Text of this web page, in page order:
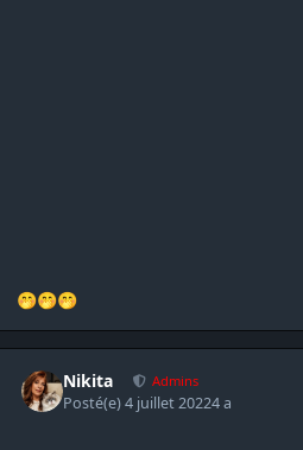
🤭🤭🤭
Nikita Admins
Posté(e)4 juillet 20224 a